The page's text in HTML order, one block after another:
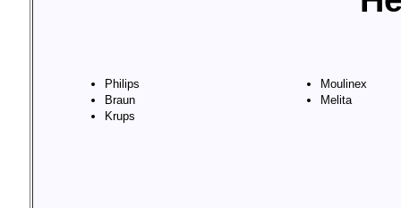
Philips
Braun
Krups
Moulinex
Melita